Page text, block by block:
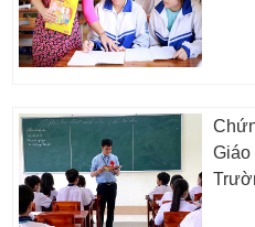
Giáo